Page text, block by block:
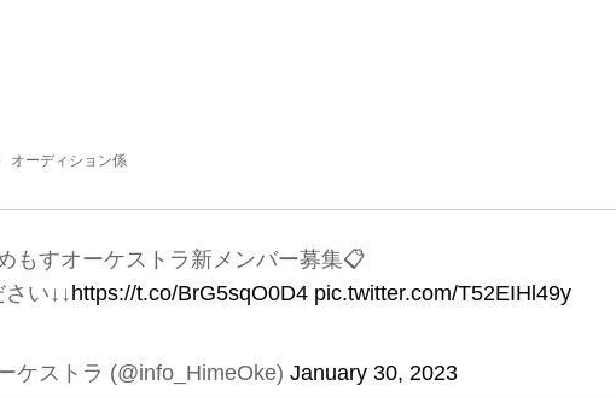
オーディション係
もすオーケストラ新メンバー募集📋
い↓↓https://t.co/BrG5sqO0D4 pic.twitter.com/T52EIHl49y
ケストラ (@info_HimeOke) January 30, 2023